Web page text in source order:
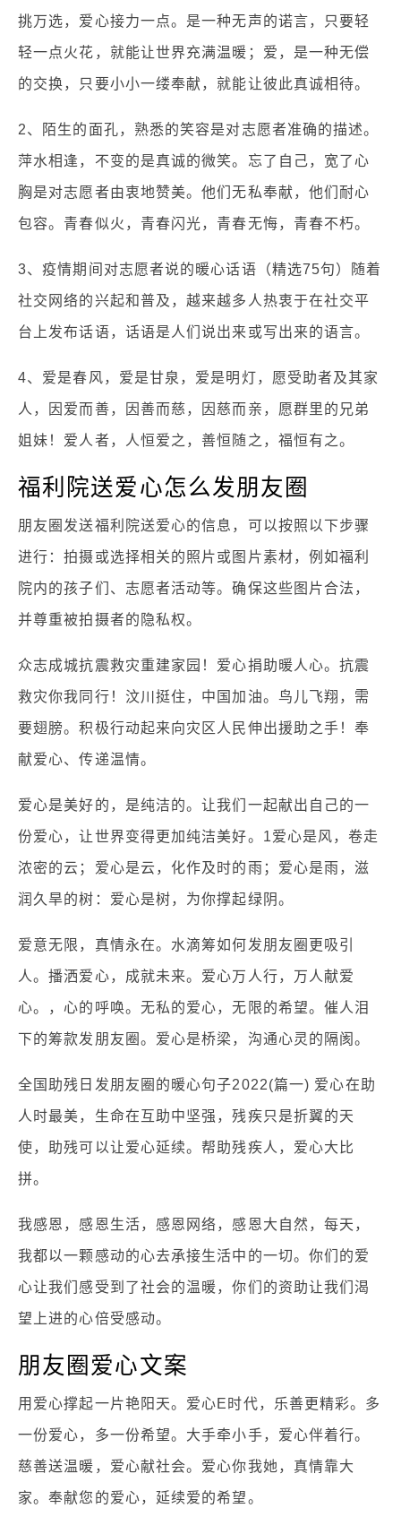
挑万选，爱心接力一点。是一种无声的诺言，只要轻
轻一点火花，就能让世界充满温暖；爱，是一种无偿
的交换，只要小小一缕奉献，就能让彼此真诚相待。
2、陌生的面孔，熟悉的笑容是对志愿者准确的描述。
萍水相逢，不变的是真诚的微笑。忘了自己，宽了心
胸是对志愿者由衷地赞美。他们无私奉献，他们耐心
包容。青春似火，青春闪光，青春无悔，青春不朽。
3、疫情期间对志愿者说的暖心话语（精选75句）随着
社交网络的兴起和普及，越来越多人热衷于在社交平
台上发布话语，话语是人们说出来或写出来的语言。
4、爱是春风，爱是甘泉，爱是明灯，愿受助者及其家
人，因爱而善，因善而慈，因慈而亲，愿群里的兄弟
姐妹！爱人者，人恒爱之，善恒随之，福恒有之。
福利院送爱心怎么发朋友圈
朋友圈发送福利院送爱心的信息，可以按照以下步骤
进行：拍摄或选择相关的照片或图片素材，例如福利
院内的孩子们、志愿者活动等。确保这些图片合法，
并尊重被拍摄者的隐私权。
众志成城抗震救灾重建家园！爱心捐助暖人心。抗震
救灾你我同行！汶川挺住，中国加油。鸟儿飞翔，需
要翅膀。积极行动起来向灾区人民伸出援助之手！奉
献爱心、传递温情。
爱心是美好的，是纯洁的。让我们一起献出自己的一
份爱心，让世界变得更加纯洁美好。1爱心是风，卷走
浓密的云；爱心是云，化作及时的雨；爱心是雨，滋
润久旱的树：爱心是树，为你撑起绿阴。
爱意无限，真情永在。水滴筹如何发朋友圈更吸引
人。播洒爱心，成就未来。爱心万人行，万人献爱
心。，心的呼唤。无私的爱心，无限的希望。催人泪
下的筹款发朋友圈。爱心是桥梁，沟通心灵的隔阂。
全国助残日发朋友圈的暖心句子2022(篇一) 爱心在助
人时最美，生命在互助中坚强，残疾只是折翼的天
使，助残可以让爱心延续。帮助残疾人，爱心大比
拼。
我感恩，感恩生活，感恩网络，感恩大自然，每天，
我都以一颗感动的心去承接生活中的一切。你们的爱
心让我们感受到了社会的温暖，你们的资助让我们渴
望上进的心倍受感动。
朋友圈爱心文案
用爱心撑起一片艳阳天。爱心E时代，乐善更精彩。多
一份爱心，多一份希望。大手牵小手，爱心伴着行。
慈善送温暖，爱心献社会。爱心你我她，真情靠大
家。奉献您的爱心，延续爱的希望。